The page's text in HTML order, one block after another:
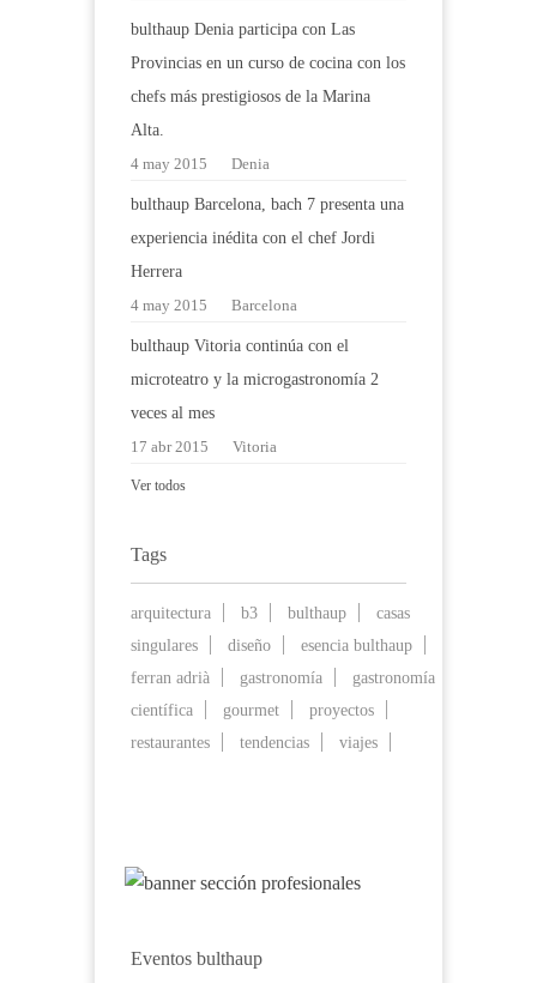
bulthaup Denia participa con Las
Provincias en un curso de cocina con los
chefs más prestigiosos de la Marina
Alta.
4 may 2015 Denia
bulthaup Barcelona, bach 7 presenta una
experiencia inédita con el chef Jordi
Herrera
4 may 2015 Barcelona
bulthaup Vitoria continúa con el
microteatro y la microgastronomía 2
veces al mes
17 abr 2015 Vitoria
Ver todos
Tags
arquitectura b3 bulthaup
casas
singulares
diseño
esencia bulthaup
ferran adrià
gastronomía
gastronomía
científica
gourmet
proyectos
restaurantes
tendencias viajes
Eventos bulthaup